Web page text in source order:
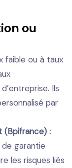
ou
faible ou à taux
Ils
par
(Bpifrance) :
garantie
les risques liés